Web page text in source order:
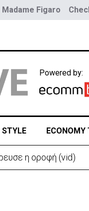
Madame Figaro
Powered by:
STYLE ECONOMY